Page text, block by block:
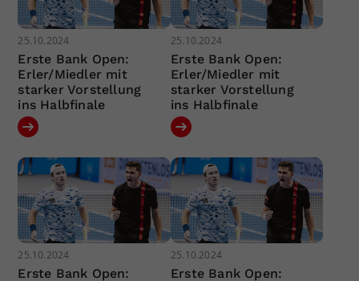
25.10.2024
Erste Bank Open:
Erler/Miedler mit
starker Vorstellung
ins Halbfinale
25.10.2024
Erste Bank Open:
Erler/Miedler mit
starker Vorstellung
ins Halbfinale
25.10.2024
Erste Bank Open:
25.10.2024
Erste Bank Open: